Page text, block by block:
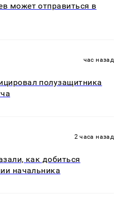
может отправиться в
час назад
полузащитника
2 часа назад
как добиться
начальника